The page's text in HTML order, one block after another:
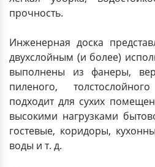
прочность.
Инженерная доска
двухслойным (и более)
выполнены из фанеры,
пиленого,
подходит для сухих
высокими нагрузками
гостевые, коридоры,
воды и т. д.